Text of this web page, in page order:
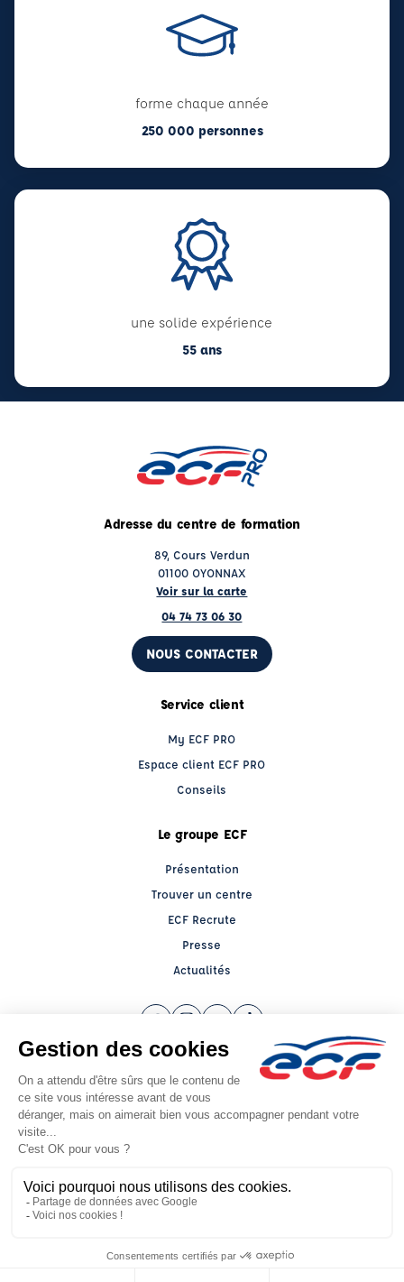
forme chaque année
250 000 personnes
une solide expérience
55 ans
Adresse du centre de formation
89, Cours Verdun
01100 OYONNAX
Voir sur la carte
04 74 73 06 30
NOUS CONTACTER
Service client
My ECF PRO
Espace client ECF PRO
Conseils
Le groupe ECF
Présentation
Trouver un centre
ECF Recrute
Presse
Actualités
Facebook (nouvelle fenêtre)
Instagram (nouvelle fenêtre)
YouTube (nouvelle fenêtre)
TikTok (nouvelle fenêtre)
Raison sociale : AUTO ECOLE BARNI - Capital social: 10000€
SIREN: 789403292 - Numéro de TVA intracommunautaire: FR 90 789403292
Agrément n°E1200104790
Siège social : 89, Cours Verdun , OYONNAX (01100) - Représentant légal :